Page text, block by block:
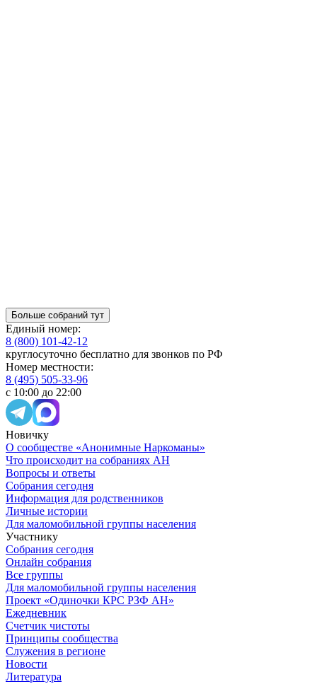
Больше собраний тут
Единый номер:
8 (800) 101-42-12
круглосуточно бесплатно для звонков по РФ
Номер местности:
8 (495) 505-33-96
с 10:00 до 22:00
Новичку
О сообществе «Анонимные Наркоманы»
Что происходит на собраниях АН
Вопросы и ответы
Собрания сегодня
Информация для родственников
Личные истории
Для маломобильной группы населения
Участнику
Собрания сегодня
Онлайн собрания
Все группы
Для маломобильной группы населения
Проект «Одиночки КРС РЗФ АН»
Ежедневник
Счетчик чистоты
Принципы сообщества
Служения в регионе
Новости
Литература